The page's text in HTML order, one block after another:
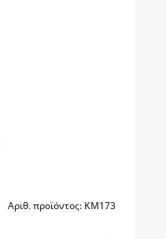
Αριθ. προϊόντος: KM173